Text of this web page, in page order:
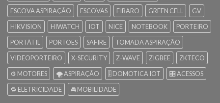
ESCOVA ASPIRAÇÃO
ESCOVAS FIBARO GREEN CELL
GV
HIKVISION
HIWATCH IOT NICE NOTEBOOK
PORTEIRO
PORTÁTIL
PORTÕES SAFIRE
TOMADA ASPIRAÇÃO
VIDEOPORTEIRO
X-SECURITY Z-WAVE ZIGBEE
ZKTECO
⚙️ MOTORES
🌪️ ASPIRAÇÃO 🎚️ DOMOTICA IOT
🎛️ ACESSOS
🔁 ELETRICIDADE
🚘 MOBILIDADE